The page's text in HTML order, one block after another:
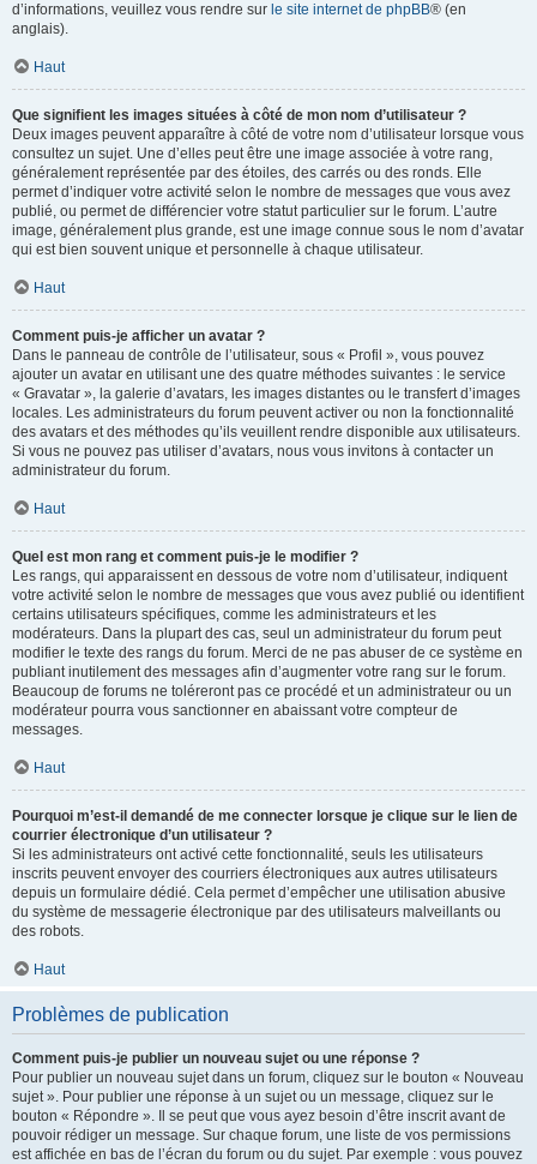
d’informations, veuillez vous rendre sur le site internet de phpBB® (en
anglais).
Haut
Que signifient les images situées à côté de mon nom d’utilisateur ?
Deux images peuvent apparaître à côté de votre nom d’utilisateur lorsque vous
consultez un sujet. Une d’elles peut être une image associée à votre rang,
généralement représentée par des étoiles, des carrés ou des ronds. Elle
permet d’indiquer votre activité selon le nombre de messages que vous avez
publié, ou permet de différencier votre statut particulier sur le forum. L’autre
image, généralement plus grande, est une image connue sous le nom d’avatar
qui est bien souvent unique et personnelle à chaque utilisateur.
Haut
Comment puis-je afficher un avatar ?
Dans le panneau de contrôle de l’utilisateur, sous « Profil », vous pouvez
ajouter un avatar en utilisant une des quatre méthodes suivantes : le service
« Gravatar », la galerie d’avatars, les images distantes ou le transfert d’images
locales. Les administrateurs du forum peuvent activer ou non la fonctionnalité
des avatars et des méthodes qu’ils veuillent rendre disponible aux utilisateurs.
Si vous ne pouvez pas utiliser d’avatars, nous vous invitons à contacter un
administrateur du forum.
Haut
Quel est mon rang et comment puis-je le modifier ?
Les rangs, qui apparaissent en dessous de votre nom d’utilisateur, indiquent
votre activité selon le nombre de messages que vous avez publié ou identifient
certains utilisateurs spécifiques, comme les administrateurs et les
modérateurs. Dans la plupart des cas, seul un administrateur du forum peut
modifier le texte des rangs du forum. Merci de ne pas abuser de ce système en
publiant inutilement des messages afin d’augmenter votre rang sur le forum.
Beaucoup de forums ne toléreront pas ce procédé et un administrateur ou un
modérateur pourra vous sanctionner en abaissant votre compteur de
messages.
Haut
Pourquoi m’est-il demandé de me connecter lorsque je clique sur le lien de
courrier électronique d’un utilisateur ?
Si les administrateurs ont activé cette fonctionnalité, seuls les utilisateurs
inscrits peuvent envoyer des courriers électroniques aux autres utilisateurs
depuis un formulaire dédié. Cela permet d’empêcher une utilisation abusive
du système de messagerie électronique par des utilisateurs malveillants ou
des robots.
Haut
Problèmes de publication
Comment puis-je publier un nouveau sujet ou une réponse ?
Pour publier un nouveau sujet dans un forum, cliquez sur le bouton « Nouveau
sujet ». Pour publier une réponse à un sujet ou un message, cliquez sur le
bouton « Répondre ». Il se peut que vous ayez besoin d’être inscrit avant de
pouvoir rédiger un message. Sur chaque forum, une liste de vos permissions
est affichée en bas de l’écran du forum ou du sujet. Par exemple : vous pouvez